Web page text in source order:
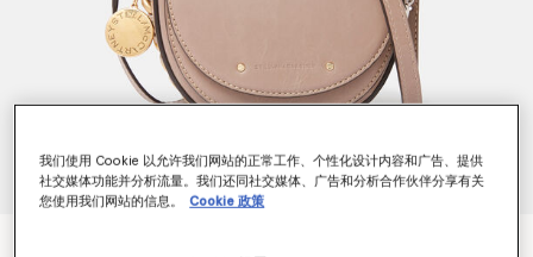
我们使用 Cookie 以允许我们网站的正常工作、个性化设计内容和广告、提供
社交媒体功能并分析流量。我们还同社交媒体、广告和分析合作伙伴分享有关
您使用我们网站的信息。
Cookie 政策